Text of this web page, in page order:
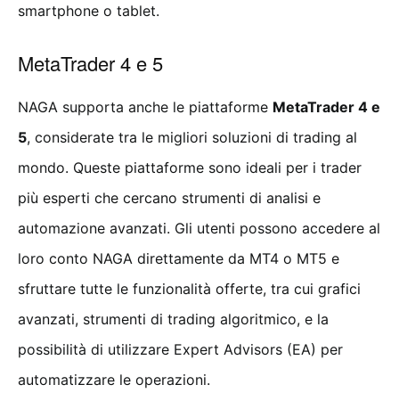
smartphone o tablet.
MetaTrader 4 e 5
NAGA supporta anche le piattaforme MetaTrader 4 e
5, considerate tra le migliori soluzioni di trading al
mondo. Queste piattaforme sono ideali per i trader
più esperti che cercano strumenti di analisi e
automazione avanzati. Gli utenti possono accedere al
loro conto NAGA direttamente da MT4 o MT5 e
sfruttare tutte le funzionalità offerte, tra cui grafici
avanzati, strumenti di trading algoritmico, e la
possibilità di utilizzare Expert Advisors (EA) per
automatizzare le operazioni.